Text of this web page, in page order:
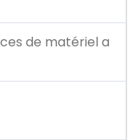
de matériel a